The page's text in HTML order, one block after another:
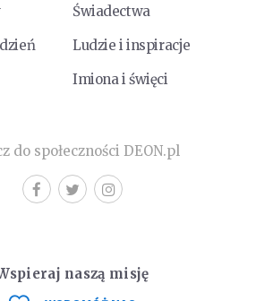
Świadectwa
Ludzie i inspiracje
Imiona i święci
do społeczności DEON.pl
naszą misję